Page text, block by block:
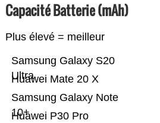
Capacité Batterie (mAh)
Plus élevé = meilleur
Huawei P30 Pro
Samsung Galaxy Note
10+
Huawei Mate 20 X
Samsung Galaxy S20
Ultra